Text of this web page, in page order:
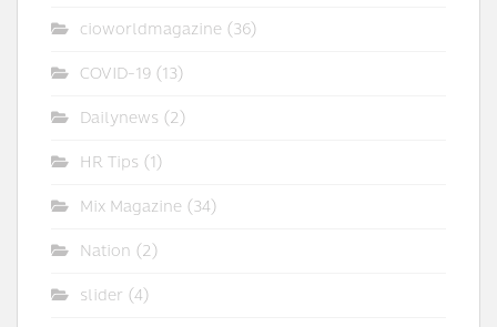
cioworldmagazine (36)
COVID-19 (13)
Dailynews (2)
HR Tips (1)
Mix Magazine (34)
Nation (2)
slider (4)